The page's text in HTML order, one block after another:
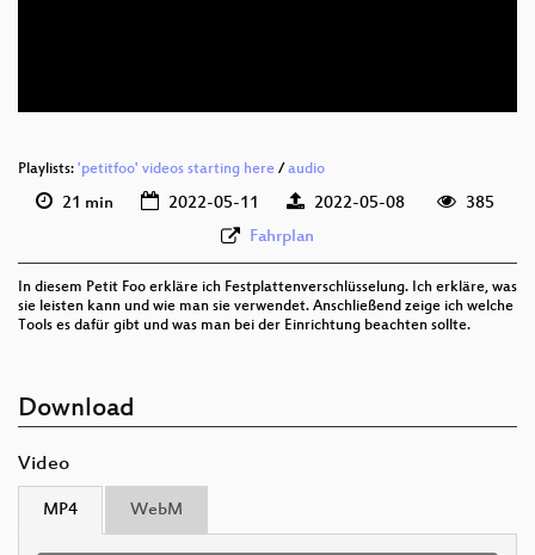
Playlists: 'petitfoo' videos starting here / audio
21 min 2022-05-11 2022-05-08
385
Fahrplan
In diesem Petit Foo erkläre ich Festplattenverschlüsselung. Ich erkläre, was
sie leisten kann und wie man sie verwendet. Anschließend zeige ich welche
Tools es dafür gibt und was man bei der Einrichtung beachten sollte.
Download
Video
MP4 WebM